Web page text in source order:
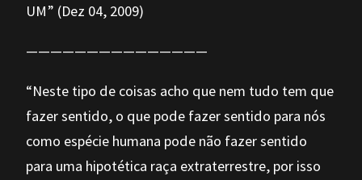
UM” (Dez 04, 2009)
———————————————
“Neste tipo de coisas acho que nem tudo tem que
fazer sentido, o que pode fazer sentido para nós
como espécie humana pode não fazer sentido
para uma hipotética raça extraterrestre, por isso